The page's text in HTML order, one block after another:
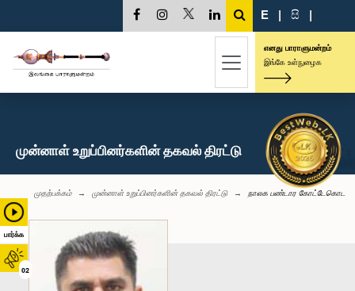
பார்க்க
02
E | සි |
எனது பாராளுமன்றம்
இங்கே உள்நுழைக
முன்னாள் உறுப்பினர்களின் தகவல் திரட்டு
முதற்பக்கம் முன்னாள் உறுப்பினர்களின் தகவல் திரட்டு நாலக பண்டார கோட்டேகொட